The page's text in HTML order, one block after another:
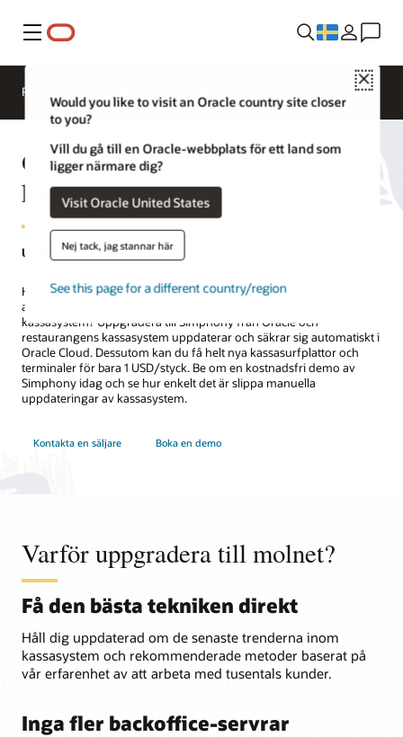
Meny
Close
Would you like to visit an Oracle country site closer
to you?
Vill du gå till en Oracle-webbplats för ett land som
ligger närmare dig?
Visit Oracle United States
Nej tack, jag stannar här
See this page for a different country/region
Restauranglösningar
Oracle RES 3700 POS
kassasystem
Uppgradera kassasystemet RES 3700 för sista gången
Har du tröttnat på att hantera kassauppgraderingar, servrar eller
antivirusprogram? Är du redo att gå vidare från ditt lokala
kassasystem? Uppgradera till Simphony från Oracle och
restaurangens kassasystem uppdaterar och säkrar sig automatiskt i
Oracle Cloud. Dessutom kan du få helt nya kassasurfplattor och
terminaler för bara 1 USD/styck. Be om en kostnadsfri demo av
Simphony idag och se hur enkelt det är slippa manuella
uppdateringar av kassasystem.
Kontakta en säljare Boka en demo
Varför uppgradera till molnet?
Få den bästa tekniken direkt
Håll dig uppdaterad om de senaste trenderna inom
kassasystem och rekommenderade metoder baserat på
vår erfarenhet av att arbeta med tusentals kunder.
Inga fler backoffice-servrar